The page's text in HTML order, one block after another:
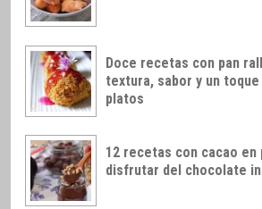
Doce recetas con pan
textura, sabor y un
platos
12 recetas con cacao en
disfrutar del chocolate